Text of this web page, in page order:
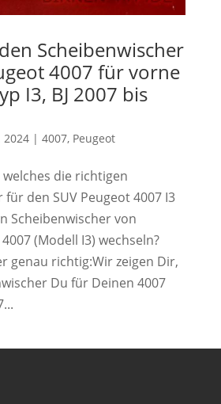
Scheibenwischer
4007 für vorne
I3, BJ 2007 bis
2024| 4007, Peugeot
welches die richtigen
für den SUV Peugeot 4007 I3
Scheibenwischer von
(Modell I3) wechseln?
genau richtig:Wir zeigen Dir,
Du für Deinen 4007